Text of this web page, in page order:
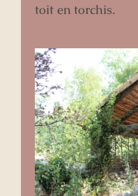
toit en torchis.